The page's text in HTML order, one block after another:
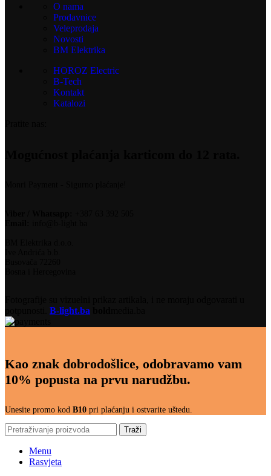
O nama
Prodavnice
Veleprodaja
Novosti
BM Elektrika
HOROZ Electric
B-Tech
Kontakt
Katalozi
B-light.ba
Kao znak dobrodošlice, odobravamo vam
10% popusta na prvu narudžbu.
Unesite promo kod B10 pri plaćanju i ostvarite uštedu.
Traži
Menu
Rasvjeta